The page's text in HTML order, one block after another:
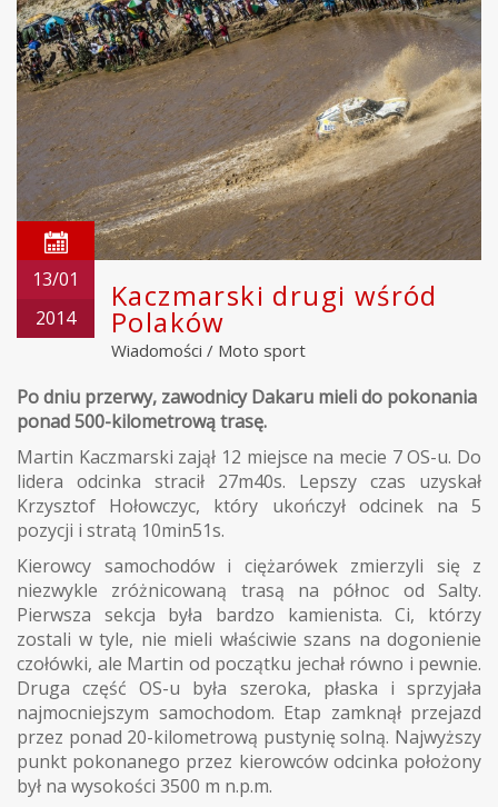
13/01
2014
Kaczmarski drugi wśród
Polaków
Wiadomości / Moto sport
Po dniu przerwy, zawodnicy Dakaru mieli do pokonania
ponad 500-kilometrową trasę.
Martin Kaczmarski zajął 12 miejsce na mecie 7 OS-u. Do
lidera odcinka stracił 27m40s. Lepszy czas uzyskał
Krzysztof Hołowczyc, który ukończył odcinek na 5
pozycji i stratą 10min51s.
Kierowcy samochodów i ciężarówek zmierzyli się z
niezwykle zróżnicowaną trasą na północ od Salty.
Pierwsza sekcja była bardzo kamienista. Ci, którzy
zostali w tyle, nie mieli właściwie szans na dogonienie
czołówki, ale Martin od początku jechał równo i pewnie.
Druga część OS-u była szeroka, płaska i sprzyjała
najmocniejszym samochodom. Etap zamknął przejazd
przez ponad 20-kilometrową pustynię solną. Najwyższy
punkt pokonanego przez kierowców odcinka położony
był na wysokości 3500 m n.p.m.